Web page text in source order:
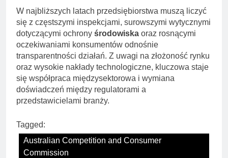
W najbliższych latach przedsiębiorstwa muszą liczyć
się z częstszymi inspekcjami, surowszymi wytycznymi
dotyczącymi ochrony środowiska oraz rosnącymi
oczekiwaniami konsumentów odnośnie
transparentności działań. Z uwagi na złożoność rynku
oraz wysokie nakłady technologiczne, kluczowa staje
się współpraca międzysektorowa i wymiana
doświadczeń między regulatorami a
przedstawicielami branży.
Tagged:
Australian Competition and Consumer
Commission